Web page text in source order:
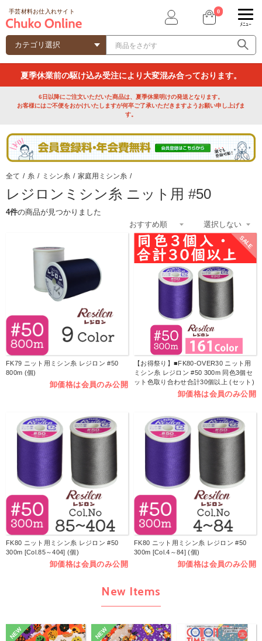
手芸材料お仕入れサイト 0
ﾒﾆｭｰ
夏季休業前の駆け込み受注により大変混み合っております。
6日以降にご注文いただいた商品は、夏季休業明けの発送となります。
お客様にはご不便をおかけいたしますが何卒ご了承いただきますようお願い申し上げま
す。
全て / 糸 / ミシン糸 / 家庭用ミシン糸 /
レジロンミシン糸 ニット用 #50
4件の商品が見つかりました
FK79 ニット用ミシン糸 レジロン #50
800m (個)
卸価格は会員のみ公開
SALE
【お得祭り】■FK80-OVER30 ニット用
ミシン糸 レジロン #50 300m 同色3個セ
ット色取り合わせ合計30個以上 (セット)
卸価格は会員のみ公開
FK80 ニット用ミシン糸 レジロン #50
300m [Col.85～404] (個)
卸価格は会員のみ公開
FK80 ニット用ミシン糸 レジロン #50
300m [Col.4～84] (個)
卸価格は会員のみ公開
New Items
NEW NEW